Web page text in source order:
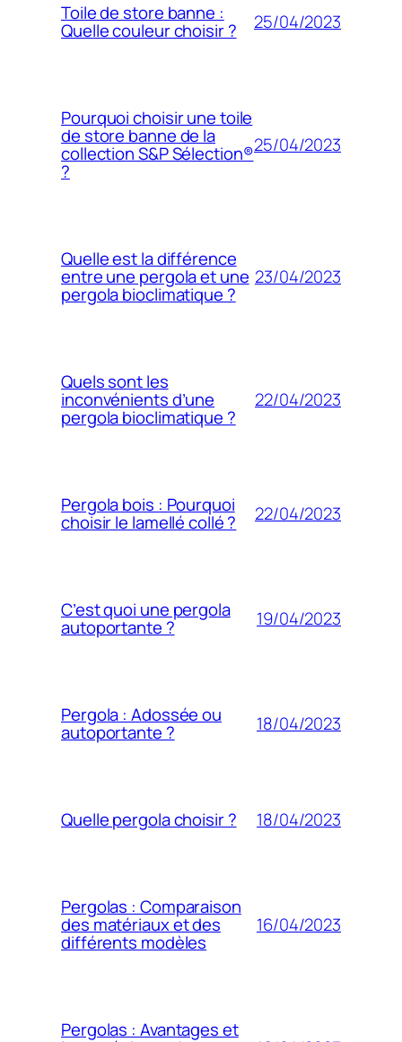
Toile de store banne :
Quelle couleur choisir ? 25/04/2023
Pourquoi choisir une toile
de store banne de la
collection S&P Sélection®
?
25/04/2023
Quelle est la différence
entre une pergola et une
pergola bioclimatique ?
23/04/2023
Quels sont les
inconvénients d’une
pergola bioclimatique ?
22/04/2023
Pergola bois : Pourquoi
choisir le lamellé collé ? 22/04/2023
C’est quoi une pergola
autoportante ? 19/04/2023
Pergola : Adossée ou
autoportante ? 18/04/2023
Quelle pergola choisir ? 18/04/2023
Pergolas : Comparaison
des matériaux et des
différents modèles
16/04/2023
Pergolas : Avantages et